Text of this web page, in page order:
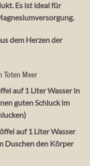
. Es ist ideal für
.
dem Herzen der
Meer
auf 1 Liter Wasser in
guten Schluck im
auf 1 Liter Wasser
Duschen den Körper